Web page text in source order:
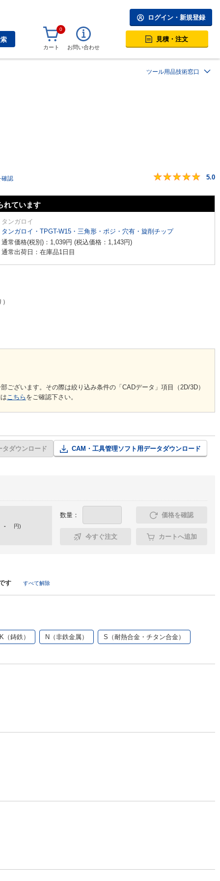
ログイン・新規登録
0
カート お問い合わせ
見積・注文
ツール用品技術窓口
確認 5.0
れています
タンガロイ
タンガロイ・TPGT-W15・三角形・ポジ・穴有・旋削チップ
通常価格(税別)： 1,039円 (税込価格： 1,143円)
通常出荷日：在庫品1日目
ざいます。その際は絞り込み条件の「CADデータ」項目（2D/3D）
こちら をご確認下さい。
タダウンロード CAM・工具管理ソフト用データダウンロード
- 円)
数量： 価格を確認
今すぐ注文 カートへ追加
す すべて解除
K（鋳鉄） N（非鉄金属） S（耐熱合金・チタン合金）